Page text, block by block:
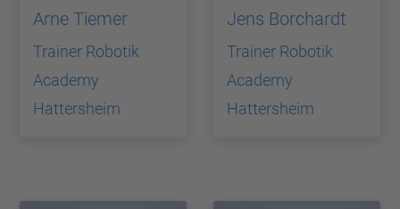
Arne Tiemer
Trainer Robotik
Academy
Hattersheim
Jens Borchardt
Trainer Robotik
Academy
Hattersheim